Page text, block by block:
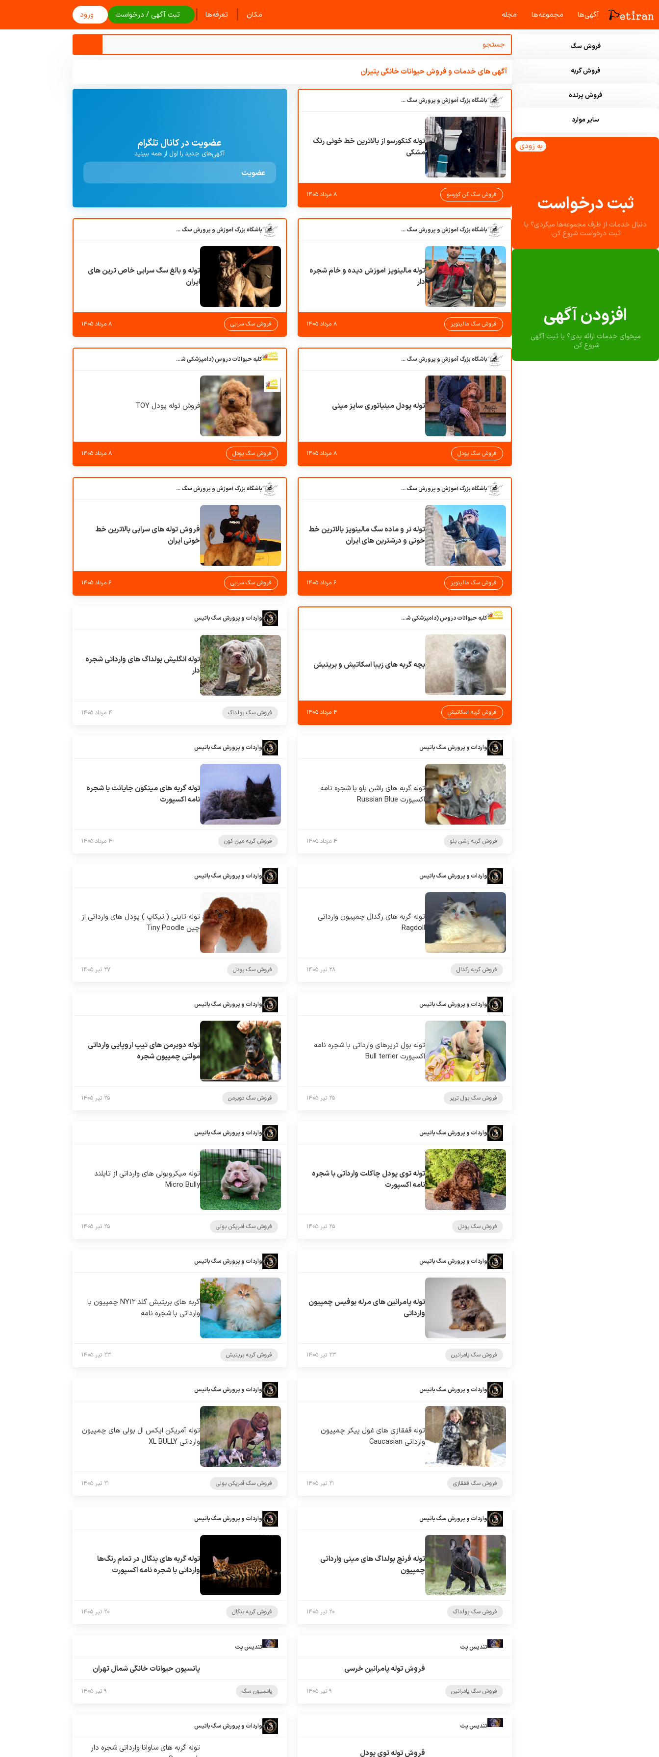
آگهی‌ها مجموعه‌ها مجله‌ مکان | تعرفه‌ها | ثبت آگهی / درخواست ورود
فروش سگ
فروش گربه
فروش پرنده
سایر موارد
ثبت درخواست
دنبال خدمات از طرف مجموعه‌ها میگردی؟ با
ثبت درخواست شروع کن.
به زودی
افزودن آگهی
میخوای خدمات ارائه بدی؟ با ثبت آگهی
شروع کن.
آگهی های خدمات و فروش حیوانات خانگی پتیران
باشگاه بزرگ آموزش و پرورش سگ کوهرج کنل
توله کنکورسو از بالاترین خط خونی رنگ
مشکی
فروش سگ کن کورسو ۸ مرداد ۱۴۰۵
عضویت در کانال تلگرام
آگهی‌های جدید را اول از همه ببینید
عضویت
باشگاه بزرگ آموزش و پرورش سگ کوهرج کنل
توله مالینویز آموزش دیده و خام شجره
دار
فروش سگ مالینویز ۸ مرداد ۱۴۰۵
باشگاه بزرگ آموزش و پرورش سگ کوهرج کنل
توله و بالغ سگ سرابی خاص ترین های
ایران
فروش سگ سرابی ۸ مرداد ۱۴۰۵
باشگاه بزرگ آموزش و پرورش سگ کوهرج کنل
توله پودل مینیاتوری سایز مینی
فروش سگ پودل ۸ مرداد ۱۴۰۵
کلبه حیوانات دروس (دامپزشکی شهرزاد)
فروش توله پودل TOY
فروش سگ پودل ۸ مرداد ۱۴۰۵
باشگاه بزرگ آموزش و پرورش سگ کوهرج کنل
توله نر و ماده سگ مالینویز بالاترین خط
خونی و درشترین های ایران
فروش سگ مالینویز ۶ مرداد ۱۴۰۵
باشگاه بزرگ آموزش و پرورش سگ کوهرج کنل
فروش توله های سرابی بالاترین خط
خونی ایران
فروش سگ سرابی ۶ مرداد ۱۴۰۵
کلبه حیوانات دروس (دامپزشکی شهرزاد)
بچه گربه های زیبا اسکاتیش و بریتیش
فروش گربه اسکاتیش ۴ مرداد ۱۴۰۵
واردات و پرورش سگ باتیس
توله انگلیش بولداگ های وارداتی شجره
دار
فروش سگ بولداگ ۴ مرداد ۱۴۰۵
واردات و پرورش سگ باتیس
توله گربه های راشن بلو با شجره نامه
اکسپورت Russian Blue
فروش گربه راشن بلو ۴ مرداد ۱۴۰۵
واردات و پرورش سگ باتیس
توله گربه های مینکون جایانت با شجره
نامه اکسپورت
فروش گربه مین کون ۴ مرداد ۱۴۰۵
واردات و پرورش سگ باتیس
توله گربه های رگدال چمپیون وارداتی
Ragdoll
فروش گربه رگدال ۲۸ تیر ۱۴۰۵
واردات و پرورش سگ باتیس
توله تاینی ( تیکاپ ) پودل های وارداتی از
چین Tiny Poodle
فروش سگ پودل ۲۷ تیر ۱۴۰۵
واردات و پرورش سگ باتیس
توله بول تریرهای وارداتی با شجره نامه
اکسپورت Bull terrier
فروش سگ بول تریر ۲۵ تیر ۱۴۰۵
واردات و پرورش سگ باتیس
توله دوبرمن های تیپ اروپایی وارداتی
مولتی چمپیون شجره
فروش سگ دوبرمن ۲۵ تیر ۱۴۰۵
واردات و پرورش سگ باتیس
توله توی پودل چاکلت وارداتی با شجره
نامه اکسپورت
فروش سگ پودل ۲۵ تیر ۱۴۰۵
واردات و پرورش سگ باتیس
توله میکروبولی های وارداتی از تایلند
Micro Bully
فروش سگ آمریکن بولی ۲۵ تیر ۱۴۰۵
واردات و پرورش سگ باتیس
توله پامرانین های مرله بوفیس چمپیون
وارداتی
فروش سگ پامرانین ۲۳ تیر ۱۴۰۵
واردات و پرورش سگ باتیس
گربه های بریتیش گلد NY۱۲ چمپیون با
وارداتی با شجره نامه
فروش گربه بریتیش ۲۳ تیر ۱۴۰۵
واردات و پرورش سگ باتیس
توله قفقازی های غول پیکر چمپیون
وارداتی Caucasian
فروش سگ قفقازی ۲۱ تیر ۱۴۰۵
واردات و پرورش سگ باتیس
توله آمریکن ایکس ال بولی های چمپیون
وارداتی XL BULLY
فروش سگ آمریکن بولی ۲۱ تیر ۱۴۰۵
واردات و پرورش سگ باتیس
توله فرنچ بولداگ های مینی وارداتی
چمپیون
فروش سگ بولداگ ۲۰ تیر ۱۴۰۵
واردات و پرورش سگ باتیس
توله گربه های بنگال در تمام رنگ‌ها
وارداتی با شجره نامه اکسپورت
فروش گربه بنگال ۲۰ تیر ۱۴۰۵
تندیس پت تندیس پت
پانسیون حیوانات خانگی شمال تهران